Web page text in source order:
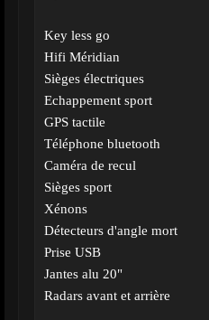
Key less go
Hifi Méridian
Sièges électriques
Echappement sport
GPS tactile
Téléphone bluetooth
Caméra de recul
Sièges sport
Xénons
Détecteurs d'angle mort
Prise USB
Jantes alu 20"
Radars avant et arrière